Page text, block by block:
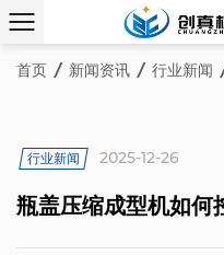
首页 / 新闻资讯 / 行业新闻
行业新闻 2025-12-26
瓶盖压缩成型机如何